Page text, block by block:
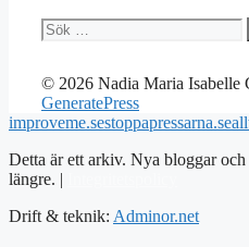
Sök
efter:
© 2026 Nadia Maria Isabelle
GeneratePress
improveme.sestoppapressarna.se
Detta är ett arkiv. Nya bloggar
längre. |
Drift & teknik: Adminor.net